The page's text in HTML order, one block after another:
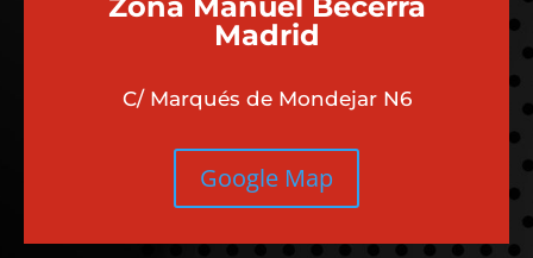
Madrid
C/ Marqués de Mondejar N6
Google Map